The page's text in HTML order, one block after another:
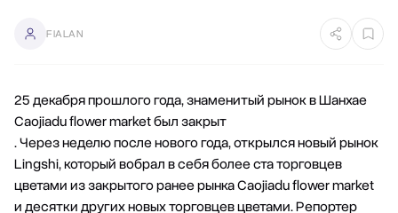
FIALAN
25 декабря прошлого года, знаменитый рынок в Шанхае
Caojiadu flower market был закрыт
. Через неделю после нового года, открылся новый рынок
Lingshi, который вобрал в себя более ста торговцев
цветами из закрытого ранее рынка Caojiadu flower market
и десятки других новых торговцев цветами. Репортер